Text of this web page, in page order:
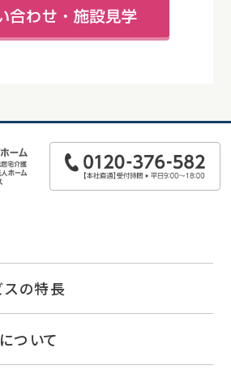
スの特長
ついて